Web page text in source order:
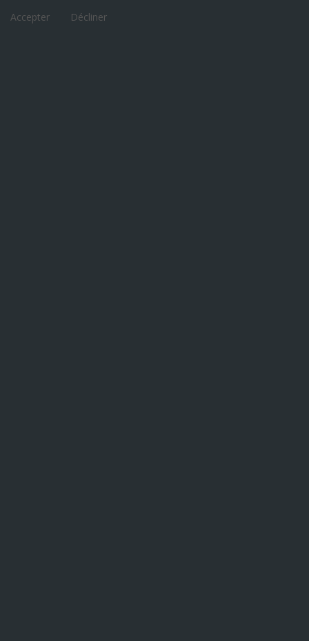
Accepter
Décliner